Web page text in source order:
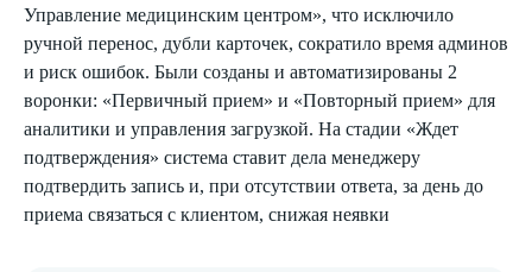
Управление медицинским центром», что исключило
ручной перенос, дубли карточек, сократило время админов
и риск ошибок. Были созданы и автоматизированы 2
воронки: «Первичный прием» и «Повторный прием» для
аналитики и управления загрузкой. На стадии «Ждет
подтверждения» система ставит дела менеджеру
подтвердить запись и, при отсутствии ответа, за день до
приема связаться с клиентом, снижая неявки